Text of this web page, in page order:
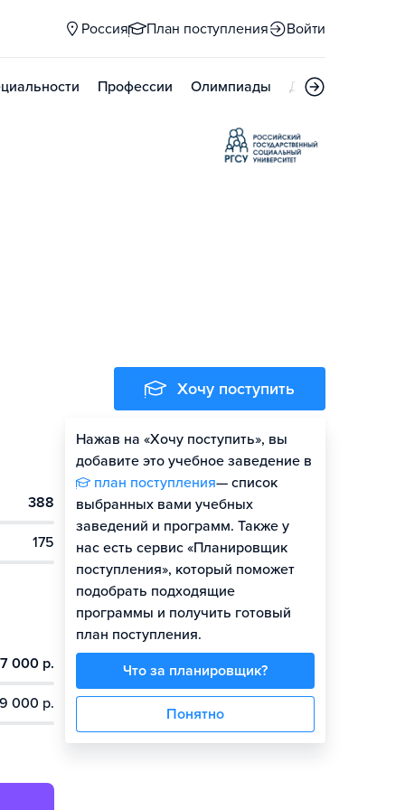
Россия План поступления Войти
Профессии Олимпиады Дни открытых
388
175
000 р.
000 р.
Хочу поступить
Нажав на «Хочу поступить», вы
добавите это учебное заведение в
план поступления— список
выбранных вами учебных
заведений и программ. Также у
нас есть сервис «Планировщик
поступления», который поможет
подобрать подходящие
программы и получить готовый
план поступления.
Что за планировщик?
Понятно
Оценить шансы
Гайд по поступлению